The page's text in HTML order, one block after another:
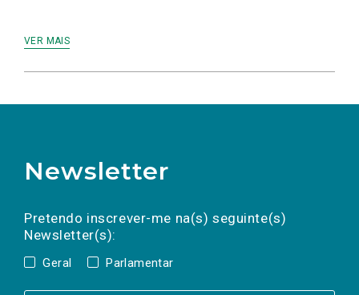
VER MAIS
Newsletter
Pretendo inscrever-me na(s) seguinte(s)
Newsletter(s):
Geral Parlamentar
a(s) newsletter(s).
mail